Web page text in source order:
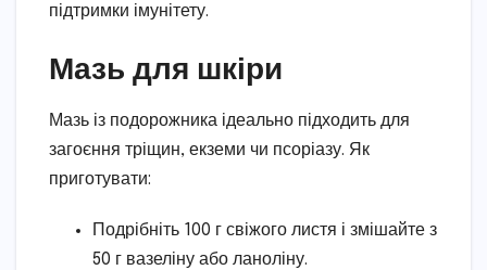
підтримки імунітету.
Мазь для шкіри
Мазь із подорожника ідеально підходить для
загоєння тріщин, екземи чи псоріазу. Як
приготувати:
Подрібніть 100 г свіжого листя і змішайте з
50 г вазеліну або ланоліну.